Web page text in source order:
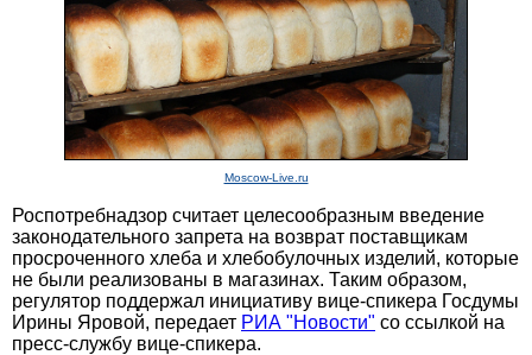
Moscow-Live.ru
Роспотребнадзор считает целесообразным введение
законодательного запрета на возврат поставщикам
просроченного хлеба и хлебобулочных изделий, которые
не были реализованы в магазинах. Таким образом,
регулятор поддержал инициативу вице-спикера Госдумы
Ирины Яровой, передает РИА "Новости" со ссылкой на
пресс-службу вице-спикера.